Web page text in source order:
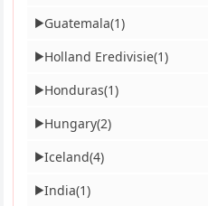
▶Guatemala(1)
▶Holland Eredivisie(1)
▶Honduras(1)
▶Hungary(2)
▶Iceland(4)
▶India(1)